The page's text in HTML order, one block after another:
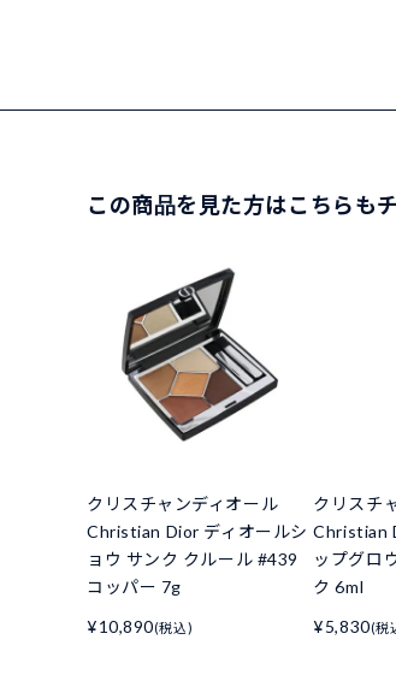
この商品を見た方はこちらも
クリスチャンディオール
Christian Dior ディオールシ
ョウ サンク クルール #439
コッパー 7g
¥10,890(税込)
クリスチ
Christian
ップグロ
ク 6ml
¥5,830(税